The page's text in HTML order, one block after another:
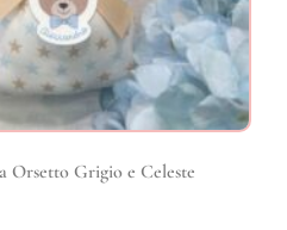
Orsetto Grigio e Celeste